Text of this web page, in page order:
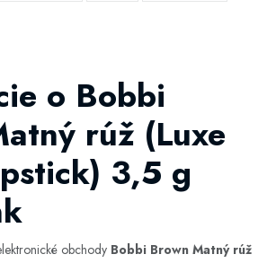
o Bobbi
rúž (Luxe
3,5 g
obchody Bobbi Brown Matný rúž